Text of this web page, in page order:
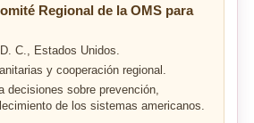
Regional de la OMS para
C., Estados Unidos.
y cooperación regional.
decisiones sobre prevención,
de los sistemas americanos.